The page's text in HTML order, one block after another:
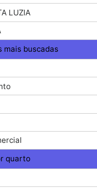
LUZIA
mais buscadas
quarto